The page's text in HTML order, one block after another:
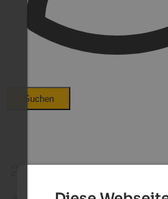
Suchen
27 Events in den